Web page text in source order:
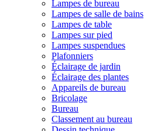
Lampes de bureau
Lampes de salle de bains
Lampes de table
Lampes sur pied
Lampes suspendues
Plafonniers
Éclairage de jardin
Éclairage des plantes
Appareils de bureau
Bricolage
Bureau
Classement au bureau